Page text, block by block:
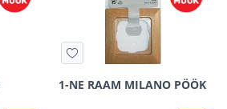
1-NE RAAM MILANO PÖÖK